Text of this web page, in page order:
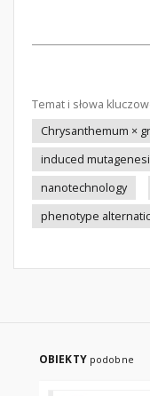
Temat i słowa
Chrysanthemum ×
induced
nanotechnology
phenotype
OBIEKTY podobne